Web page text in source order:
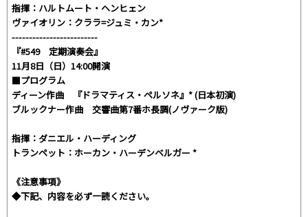
指揮：ハルトムート・ヘンヒェン
ヴァイオリン：クララ=ジュミ・カン*
-------------------------
『#549 定期演奏会』
11月8日（日）14:00開演
■プログラム
ディーン作曲 『ドラマティス・ペルソネ』* (日本初演)
ブルックナー作曲 交響曲第7番ホ長調(ノヴァーク版)
指揮：ダニエル・ハーディング
トランペット：ホーカン・ハーデンベルガー *
《注意事項》
◆下記、内容を必ず一読ください。